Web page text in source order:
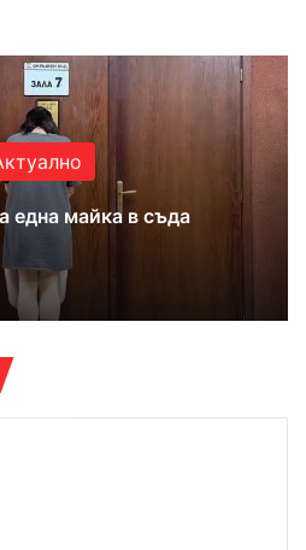
една майка в съда